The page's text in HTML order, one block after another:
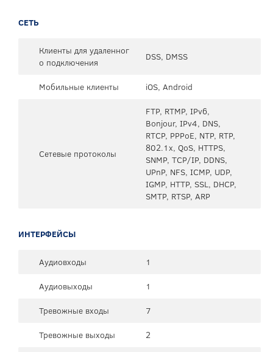
СЕТЬ
Клиенты для удаленног
о подключения
DSS, DMSS
Мобильные клиенты iOS, Android
Сетевые протоколы
FTP, RTMP, IPv6,
Bonjour, IPv4, DNS,
RTCP, PPPoE, NTP, RTP,
802.1x, QoS, HTTPS,
SNMP, TCP/IP, DDNS,
UPnP, NFS, ICMP, UDP,
IGMP, HTTP, SSL, DHCP,
SMTP, RTSP, ARP
ИНТЕРФЕЙСЫ
Аудиовходы
1
Аудиовыходы
1
Тревожные входы
7
Тревожные выходы
2